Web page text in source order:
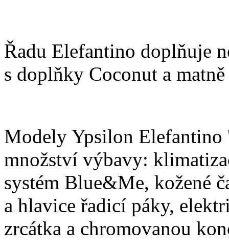
Řadu Elefantino doplňuje
s doplňky Coconut a
Modely Ypsilon Elefantino
množství výbavy:
systém Blue&Me, kožené
a hlavice řadicí páky,
zrcátka a chromovanou